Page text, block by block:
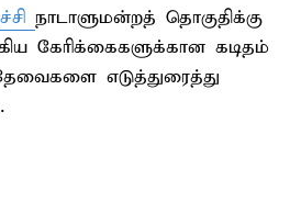
நாடாளுமன்றத் தொகுதிக்கு
கேரிக்கைகளுக்கான கடிதம்
எடுத்துரைத்து